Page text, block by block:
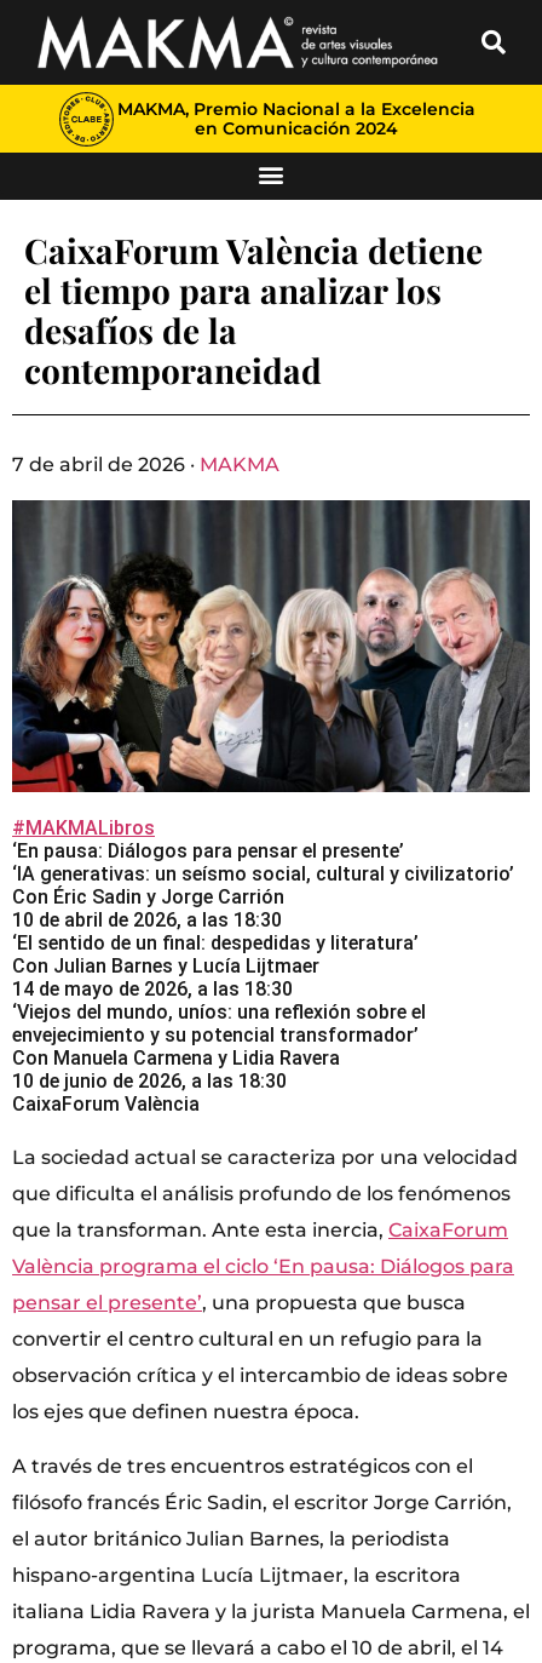
MAKMA, Premio Nacional a la Excelencia
en Comunicación 2024
CaixaForum València detiene
el tiempo para analizar los
desafíos de la
contemporaneidad
7 de abril de 2026 · MAKMA
#MAKMALibros
‘En pausa: Diálogos para pensar el presente’
‘IA generativas: un seísmo social, cultural y civilizatorio’
Con Éric Sadin y Jorge Carrión
10 de abril de 2026, a las 18:30
‘El sentido de un final: despedidas y literatura’
Con Julian Barnes y Lucía Lijtmaer
14 de mayo de 2026, a las 18:30
‘Viejos del mundo, uníos: una reflexión sobre el
envejecimiento y su potencial transformador’
Con Manuela Carmena y Lidia Ravera
10 de junio de 2026, a las 18:30
CaixaForum València
La sociedad actual se caracteriza por una velocidad
que dificulta el análisis profundo de los fenómenos
que la transforman. Ante esta inercia, CaixaForum
València programa el ciclo ‘En pausa: Diálogos para
pensar el presente’, una propuesta que busca
convertir el centro cultural en un refugio para la
observación crítica y el intercambio de ideas sobre
los ejes que definen nuestra época.
A través de tres encuentros estratégicos con el
filósofo francés Éric Sadin, el escritor Jorge Carrión,
el autor británico Julian Barnes, la periodista
hispano-argentina Lucía Lijtmaer, la escritora
italiana Lidia Ravera y la jurista Manuela Carmena, el
programa, que se llevará a cabo el 10 de abril, el 14